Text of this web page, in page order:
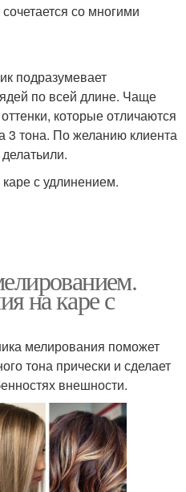
со многими
подразумевает
по всей длине. Чаще
которые отличаются
3 тона. По желанию клиента
с удлинением.
на каре с
мелирования поможет
тона прически и сделает
внешности.